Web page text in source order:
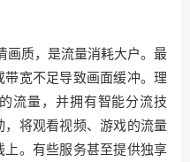
画质，是流量消耗大户。最
宽不足导致画面缓冲。理
流量，并拥有智能分流技
将观看视频、游戏的流量
。有些服务甚至提供独享